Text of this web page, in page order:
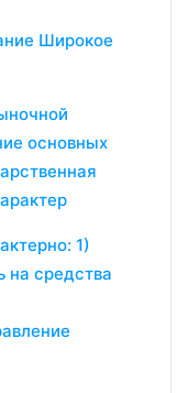
Широкое
основных
1)
на средства